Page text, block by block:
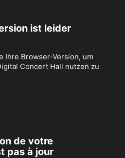
ist leider
Ihre Browser-Version, um
Concert Hall nutzen zu
de votre
pas à jour